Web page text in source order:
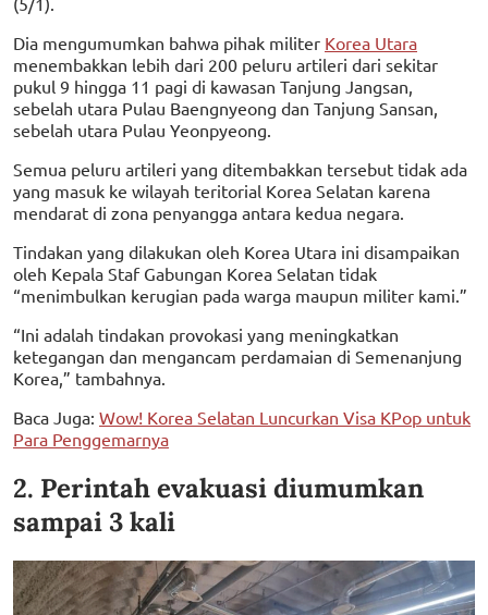
Dia mengumumkan bahwa pihak militer Korea Utara
menembakkan lebih dari 200 peluru artileri dari sekitar
pukul 9 hingga 11 pagi di kawasan Tanjung Jangsan,
sebelah utara Pulau Baengnyeong dan Tanjung Sansan,
sebelah utara Pulau Yeonpyeong.
Semua peluru artileri yang ditembakkan tersebut tidak ada
yang masuk ke wilayah teritorial Korea Selatan karena
mendarat di zona penyangga antara kedua negara.
Tindakan yang dilakukan oleh Korea Utara ini disampaikan
oleh Kepala Staf Gabungan Korea Selatan tidak
“menimbulkan kerugian pada warga maupun militer kami.”
“Ini adalah tindakan provokasi yang meningkatkan
ketegangan dan mengancam perdamaian di Semenanjung
Korea,” tambahnya.
Baca Juga: Wow! Korea Selatan Luncurkan Visa KPop untuk
Para Penggemarnya
2. Perintah evakuasi diumumkan
sampai 3 kali